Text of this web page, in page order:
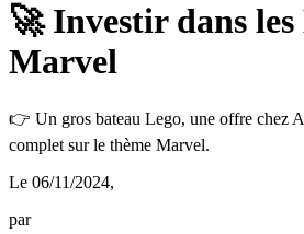
🚀 Investir dans les
Marvel
👉 Un gros bateau Lego, une offre chez
complet sur le thème Marvel.
Le 06/11/2024,
par